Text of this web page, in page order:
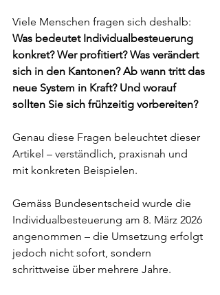
Viele Menschen fragen sich deshalb:
Was bedeutet Individualbesteuerung
konkret? Wer profitiert? Was verändert
sich in den Kantonen? Ab wann tritt das
neue System in Kraft? Und worauf
sollten Sie sich frühzeitig vorbereiten?
Genau diese Fragen beleuchtet dieser
Artikel – verständlich, praxisnah und
mit konkreten Beispielen.
Gemäss Bundesentscheid wurde die
Individualbesteuerung am 8. März 2026
angenommen – die Umsetzung erfolgt
jedoch nicht sofort, sondern
schrittweise über mehrere Jahre.